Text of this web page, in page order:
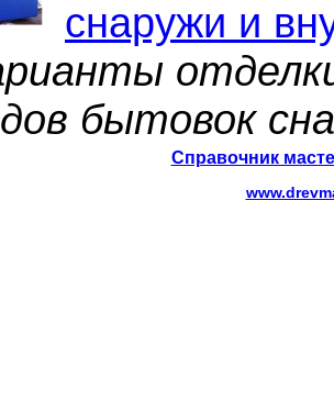
снаружи и
бытовок
Справочник